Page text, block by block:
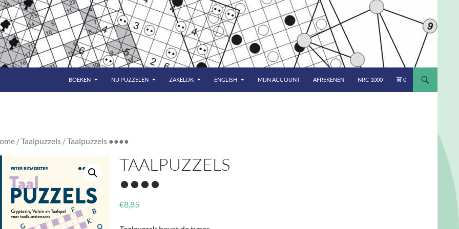
BOEKEN NU PUZZELEN ZAKELIJK ENGLISH MIJN ACCOUNT AFREKENEN NRC 1000 0
/Taalpuzzels / Taalpuzzels ●●●●
TAALPUZZELS
●●●●
€8,85